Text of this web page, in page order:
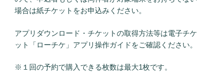
場合は紙チケットをお申込みください。
アプリダウンロード・チケットの取得方法等は電子チケ
ット「ローチケ」アプリ操作ガイドをご確認ください。
※１回の予約で購入できる枚数は最大1枚です。